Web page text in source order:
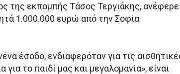
της εκπομπής Τάσος Τεργιάκης, ανέφερε
1.000.000 ευρώ από την Σοφία
έσοδο, ενδιαφερόταν για τις
για το παιδί μας και μεγαλομανία», είναι